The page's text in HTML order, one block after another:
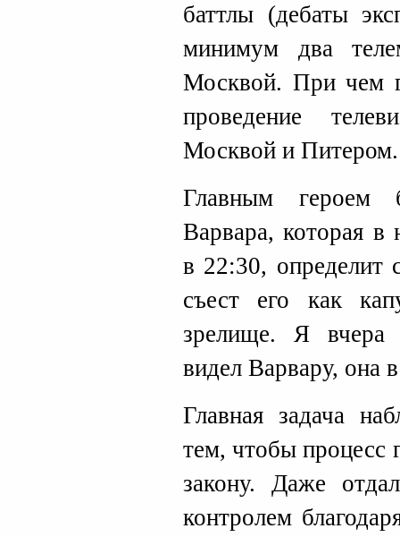
баттлы (дебаты
минимум два
Москвой. При чем
проведение
Москвой и Питером.
Главным героем
Варвара, которая в
в 22:30, определит
съест его как
зрелище. Я вчера
видел Варвару, она
Главная задача
тем, чтобы процесс
закону. Даже
контролем